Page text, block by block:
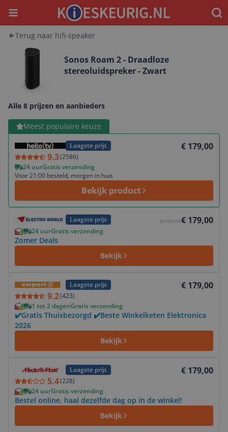
Menu
Terug naar hifi-speaker
Sonos Roam 2 - Draadloze
stereoluidspreker - Zwart
Alle 8 prijzen en aanbieders
Meest populaire keuze
Laagste prijs
9.3(2586)
€ 179,00
24 uurGratis verzending
Voor 21:00 besteld, morgen in huis
Bekijk product
Bekijk product
Laagste prijs € 199,00€ 179,00
24 uurGratis verzending
Zomer Deals
Bekijk
Laagste prijs
9.2(423)
€ 179,00
1 tot 2 dagenGratis verzending
✔️Gratis Thuisbezorgd ✔️Beste Winkelketen Elektronica
2026
Bekijk
Laagste prijs
5.4(228)
€ 179,00
24 uurGratis verzending
Bestel online, haal dezelfde dag op in de winkel!
Bekijk